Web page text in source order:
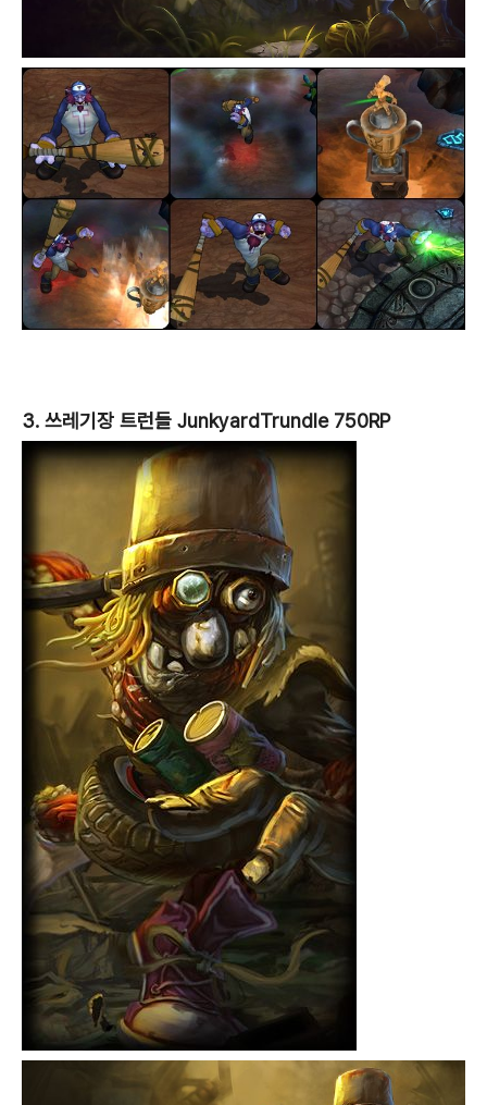
3. 쓰레기장 트런들 JunkyardTrundle 750RP